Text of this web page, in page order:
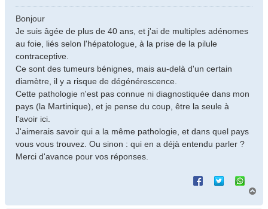
e
s
g
e
Bonjour
Je suis âgée de plus de 40 ans, et j'ai de multiples adénomes
au foie, liés selon l'hépatologue, à la prise de la pilule
contraceptive.
Ce sont des tumeurs bénignes, mais au-delà d'un certain
diamètre, il y a risque de dégénérescence.
Cette pathologie n'est pas connue ni diagnostiquée dans mon
pays (la Martinique), et je pense du coup, être la seule à
l'avoir ici.
J'aimerais savoir qui a la même pathologie, et dans quel pays
vous vous trouvez. Ou sinon : qui en a déjà entendu parler ?
Merci d'avance pour vos réponses.